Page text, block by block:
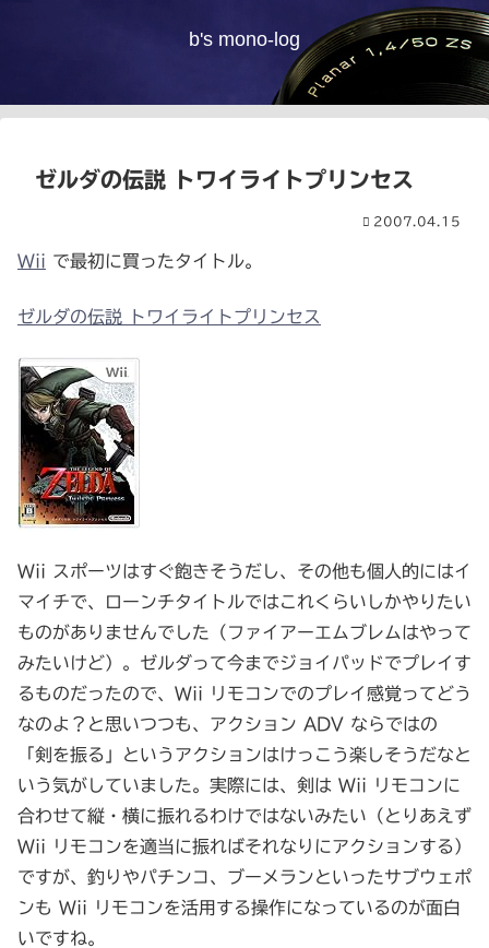
b's mono-log
ゼルダの伝説 トワイライトプリンセス
2007.04.15
Wii で最初に買ったタイトル。
ゼルダの伝説 トワイライトプリンセス
Wii スポーツはすぐ飽きそうだし、その他も個人的にはイ
マイチで、ローンチタイトルではこれくらいしかやりたい
ものがありませんでした（ファイアーエムブレムはやって
みたいけど）。ゼルダって今までジョイパッドでプレイす
るものだったので、Wii リモコンでのプレイ感覚ってどう
なのよ？と思いつつも、アクション ADV ならではの
「剣を振る」というアクションはけっこう楽しそうだなと
いう気がしていました。実際には、剣は Wii リモコンに
合わせて縦・横に振れるわけではないみたい（とりあえず
Wii リモコンを適当に振ればそれなりにアクションする）
ですが、釣りやパチンコ、ブーメランといったサブウェポ
ンも Wii リモコンを活用する操作になっているのが面白
いですね。